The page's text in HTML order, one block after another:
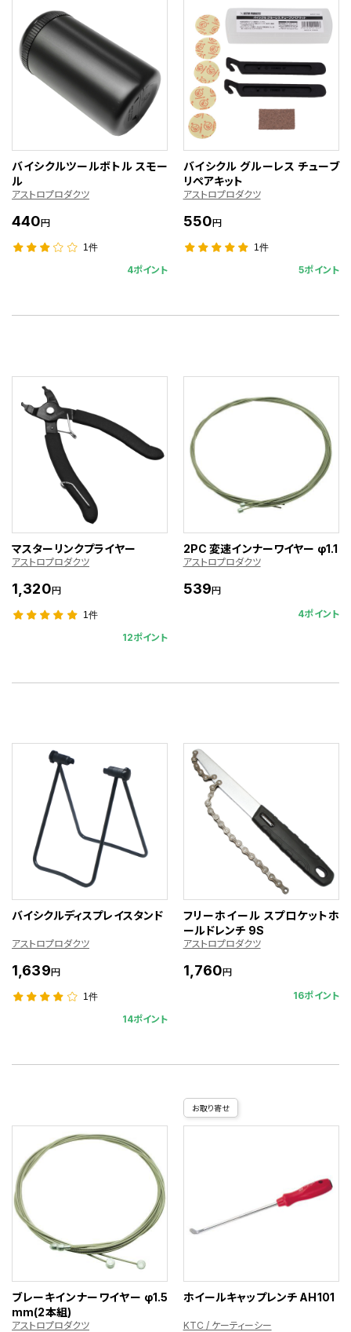
バイシクルツールボトル スモー
ル
アストロプロダクツ
440円
1件
4ポイント
バイシクル グルーレス チューブ
リペアキット
アストロプロダクツ
550円
1件
5ポイント
マスターリンクプライヤー
アストロプロダクツ
1,320円
1件
12ポイント
2PC 変速インナーワイヤー φ1.1
アストロプロダクツ
539円
4ポイント
バイシクルディスプレイスタンド
アストロプロダクツ
1,639円
1件
14ポイント
フリーホイール スプロケットホ
ールドレンチ 9S
アストロプロダクツ
1,760円
16ポイント
ブレーキインナーワイヤー φ1.5
mm(2本組)
アストロプロダクツ
お取り寄せ
ホイールキャップレンチ AH101
KTC / ケーティーシー